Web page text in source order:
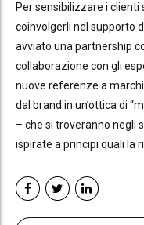
Per sensibilizzare i clienti
coinvolgerli nel supporto
avviato una partnership
collaborazione con gli
nuove referenze a
dal brand in un’ottica di
– che si troveranno negli
ispirate a principi quali la